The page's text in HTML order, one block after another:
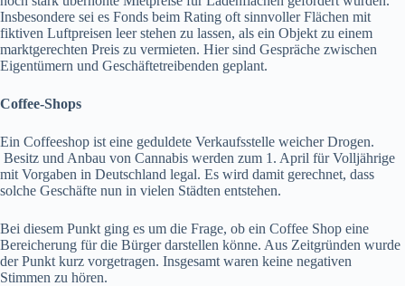
Insbesondere sei es Fonds beim Rating oft sinnvoller Flächen mit
fiktiven Luftpreisen leer stehen zu lassen, als ein Objekt zu einem
marktgerechten Preis zu vermieten. Hier sind Gespräche zwischen
Eigentümern und Geschäftetreibenden geplant.
Coffee-Shops
Ein Coffeeshop ist eine geduldete Verkaufsstelle weicher Drogen.
Besitz und Anbau von Cannabis werden zum 1. April für Volljährige
mit Vorgaben in Deutschland legal. Es wird damit gerechnet, dass
solche Geschäfte nun in vielen Städten entstehen.
Bei diesem Punkt ging es um die Frage, ob ein Coffee Shop eine
Bereicherung für die Bürger darstellen könne. Aus Zeitgründen wurde
der Punkt kurz vorgetragen. Insgesamt waren keine negativen
Stimmen zu hören.